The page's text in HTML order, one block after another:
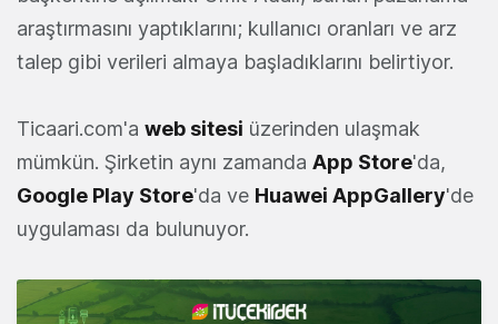
araştırmasını yaptıklarını; kullanıcı oranları ve arz
talep gibi verileri almaya başladıklarını belirtiyor.
Ticaari.com'a web sitesi üzerinden ulaşmak
mümkün. Şirketin aynı zamanda App Store'da,
Google Play Store'da ve Huawei AppGallery'de
uygulaması da bulunuyor.